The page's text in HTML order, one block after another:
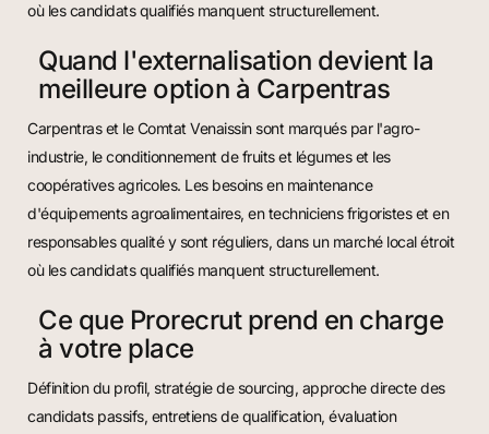
où les candidats qualifiés manquent structurellement.
Quand l'externalisation devient la
meilleure option à Carpentras
Carpentras et le Comtat Venaissin sont marqués par l'agro-
industrie, le conditionnement de fruits et légumes et les
coopératives agricoles. Les besoins en maintenance
d'équipements agroalimentaires, en techniciens frigoristes et en
responsables qualité y sont réguliers, dans un marché local étroit
où les candidats qualifiés manquent structurellement.
Ce que Prorecrut prend en charge
à votre place
Définition du profil, stratégie de sourcing, approche directe des
candidats passifs, entretiens de qualification, évaluation